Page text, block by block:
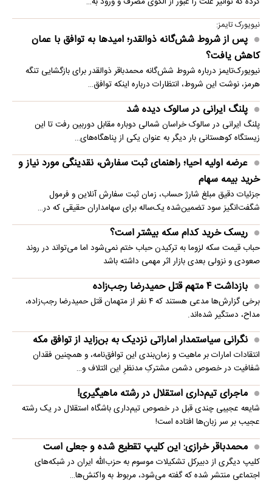
نیویورک تایمز:
پس از شروط شش‌گانه ذوالقدر؛ امیدها به توافق با عمان
کاهش یافت؟
نیویورک‌تایمز درباره شروط شش‌گانه محمدباقر ذوالقدر برای بازگشایی تنگه
هرمز، نوشت این شروط، انتظارات درباره اینکه توافق…
پلنگ ایرانی در سالوک دیده شد
پلنگ ایرانی در سالوک خراسان شمالی دوباره مقابل دوربین رفت تا این
زیستگاه کوهستانی بار دیگر به عنوان یکی از پناهگاه‌های…
عرضه اولیه احیا؛ راهنمای ثبت سفارش، نقدینگی مورد نیاز و
خرید بیمه سهام
جزئیات دقیق مبلغ شارژ حساب، زمان ثبت سفارش آنلاین و فرمول
شگفت‌انگیز سود تضمین‌شده یک‌ساله برای سهامداران حقیقی که در…
ریسک خرید کدام سکه بیشتر است؟
حباب قیمت سکه لزوما به ترکیدن حباب ختم نمی‌شود اما می‌تواند در روند
صعودی و نزولی بعدی بازار اثر مهمی داشته باشد
بازداشت ۴ متهم قتل حمیدرضا رجب‌زاده
برخی گزارش‌ها مدعی هستند که ۴ نفر از متهمان قتل حمیدرضا رجب‌زاده،
مداح، دستگیر شده‌اند.
نگرانی سیاستمدار اماراتی نزدیک به بن‌زاید از توافق مکه
انتقادات امارات بر ماهیت و زمان‌بندی این توافق‌نامه، و همچنین فقدان
شفافیت در خصوص دشمن مشترکِ مدنظرِ این ائتلاف و…
ماجرای تیم‌داری استقلال در رشته ماهیگیری!
شایعه عجیبی چندی قبل در خصوص تیم‌داری باشگاه استقلال در یک رشته
عجیب بر سر زبان‌ها افتاده است!
محمدباقر خرازی: این کلیپ تقطیع شده و جعلی است
کلیپ دیگری از دبیرکل تشکیلات موسوم به حزب‌الله ایران در شبکه‌های
اجتماعی منتشر شده که گفته می‌شود، مربوط به واکنش‌ها…